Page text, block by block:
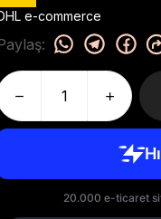
e-commerce
: